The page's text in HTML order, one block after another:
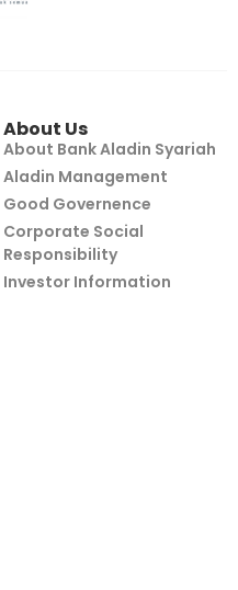
About Us
About Bank Aladin Syariah
Aladin Management
Good Governence
Corporate Social
Responsibility
Investor Information